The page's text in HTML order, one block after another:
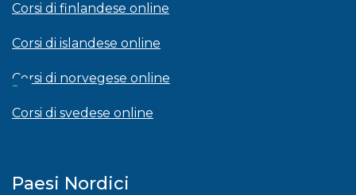
Corsi di finlandese online
Corsi di islandese online
Corsi di norvegese online
Corsi di svedese online
Paesi Nordici